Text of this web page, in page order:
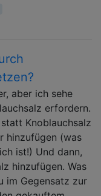
aber ich sehe
erfordern.
Knoblauchsalz
hinzufügen (was
ist!) Und dann,
hinzufügen. Was
im Gegensatz zur